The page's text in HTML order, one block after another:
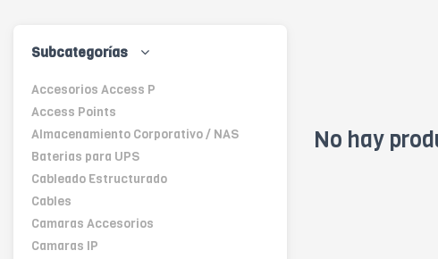
Subcategorías
Accesorios Access P
Access Points
Almacenamiento Corporativo / NAS
Baterias para UPS
Cableado Estructurado
Cables
Camaras Accesorios
Camaras IP
No hay